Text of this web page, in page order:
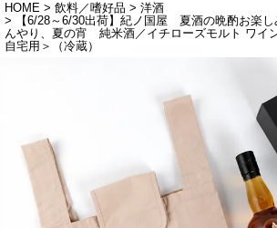
HOME
飲料／嗜好品
洋酒
【6/28～6/30出荷】紀ノ国屋 夏酒の晩酌お楽
んやり、夏の宵 純米酒／イチローズモルト ワイ
自宅用＞（冷蔵）